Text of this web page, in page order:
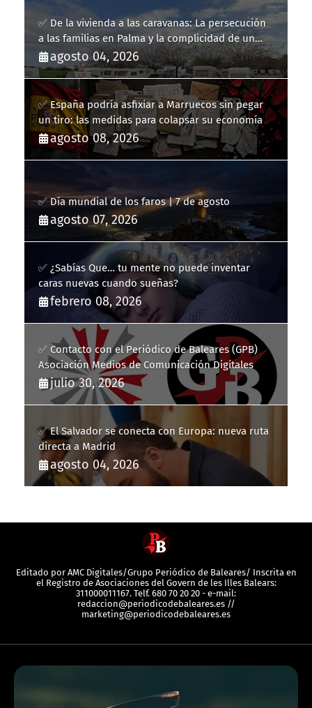
✅ De la vivienda a las caravanas: La persecución
a las familias en Palma y la complicidad de un
fracaso heredado
agosto 04, 2026
✅ España podría asfixiar a Marruecos sin pegar
un tiro: las medidas para colapsar su economía
agosto 08, 2026
✅ Día mundial de los faros | 7 de agosto
agosto 07, 2026
✅ ¿Sabías Que… tu mente no puede inventar
caras nuevas cuando sueñas?
febrero 08, 2026
✅ Contacto con el Periódico de Baleares (GPB)
Asociación Medios de Comunicación Digitales
julio 30, 2026
✅ El Salvador se conecta con Europa: nueva ruta
directa a Madrid
agosto 04, 2026
Editado por AMC Digitales/Grupo Periódico de Baleares/ Inscrita en
el Registro de Asociaciones del Govern de les Illes Balears:
311000011167. Telf. 680 70 20 20 - e-mail:
redaccion@periodicodebaleares.es //
marketing@periodicodebaleares.es